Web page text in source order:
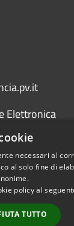
Elettronica
Copyright © 2026 •
necessari al
al solo fine di
policy al
TUTTO